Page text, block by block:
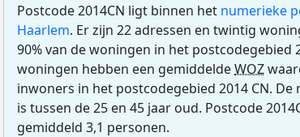
Postcode 2014CN ligt binnen het numerieke
Haarlem. Er zijn 22 adressen en twintig
90% van de woningen in het postcodegebied
woningen hebben een gemiddeldeWOZ
inwoners in het postcodegebied 2014 CN.
is tussen de 25 en 45 jaar oud. Postcode
gemiddeld 3,1 personen.